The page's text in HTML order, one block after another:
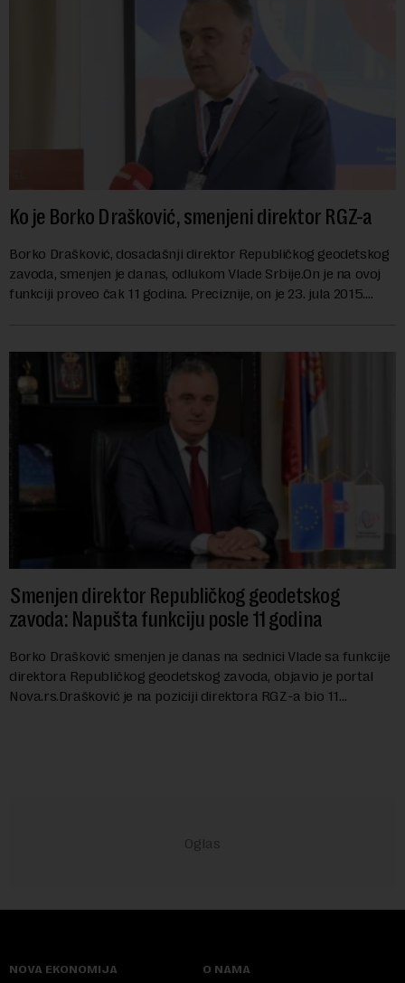
Ko je Borko Drašković, smenjeni direktor RGZ-a
Borko Drašković, dosadašnji direktor Republičkog geodetskog
zavoda, smenjen je danas, odlukom Vlade Srbije.On je na ovoj
funkciji proveo čak 11 godina. Preciznije, on je 23. jula 2015.
Smenjen direktor Republičkog geodetskog
zavoda: Napušta funkciju posle 11 godina
Borko Drašković smenjen je danas na sednici Vlade sa funkcije
direktora Republičkog geodetskog zavoda, objavio je portal
Nova.rs.Drašković je na poziciji direktora RGZ-a bio 11
NOVA EKONOMIJA O NAMA